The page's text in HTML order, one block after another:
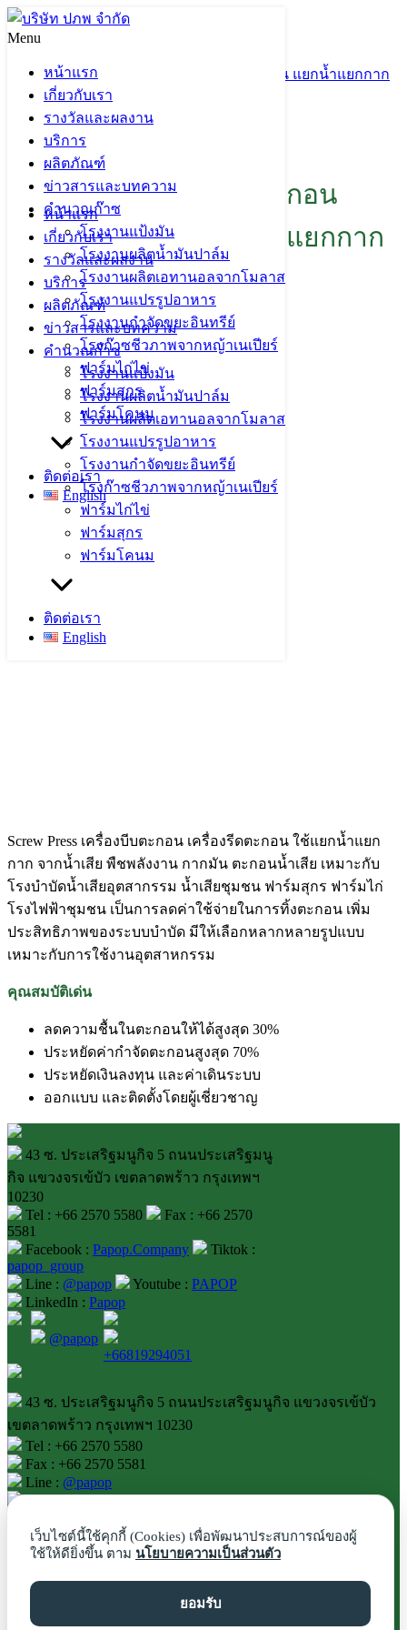
Skip
to
content
Menu
หน้าแรก
เกี่ยวกับเรา
รางวัลและผลงาน
บริการ
ผลิตภัณฑ์
ข่าวสารและบทความ
คำนวณก๊าซ
โรงงานแป้งมัน
โรงงานผลิตน้ำมันปาล์ม
โรงงานผลิตเอทานอลจากโมลาส
โรงงานแปรรูปอาหาร
โรงงานกำจัดขยะอินทรีย์
โรงก๊าซชีวภาพจากหญ้าเนเปียร์
ฟาร์มไก่ไข่
ฟาร์มสุกร
ฟาร์มโคนม
ติดต่อเรา
English
หน้าแรก
เกี่ยวกับเรา
รางวัลและผลงาน
บริการ
ผลิตภัณฑ์
ข่าวสารและบทความ
คำนวณก๊าซ
โรงงานแป้งมัน
โรงงานผลิตน้ำมันปาล์ม
โรงงานผลิตเอทานอลจากโมลาส
โรงงานแปรรูปอาหาร
โรงงานกำจัดขยะอินทรีย์
โรงก๊าซชีวภาพจากหญ้าเนเปียร์
ฟาร์มไก่ไข่
ฟาร์มสุกร
ฟาร์มโคนม
ติดต่อเรา
English
Search
Screw Press เครื่องบีบตะกอน เครื่องรีดตะกอน แยกน้ำแยกกาก
จากน้ำเสีย พืชพลังงาน
ผลิตภัณฑ์ของปภพ
Screw Press เครื่องบีบตะกอน
เครื่องรีดตะกอน แยกน้ำแยกกาก
จากน้ำเสีย พืชพลังงาน
Screw Press เครื่องบีบตะกอน เครื่องรีดตะกอน ใช้แยกน้ำแยก
กาก จากน้ำเสีย พืชพลังงาน กากมัน ตะกอนน้ำเสีย เหมาะกับ
โรงบำบัดน้ำเสียอุตสากรรม น้ำเสียชุมชน ฟาร์มสุกร ฟาร์มไก่
โรงไฟฟ้าชุมชน เป็นการลดค่าใช้จ่ายในการทิ้งตะกอน เพิ่ม
ประสิทธิภาพของระบบบำบัด มีให้เลือกหลากหลายรูปแบบ
เหมาะกับการใช้งานอุตสาหกรรม
คุณสมบัติเด่น
ลดความชื้นในตะกอนให้ได้สูงสุด 30%
ประหยัดค่ากำจัดตะกอนสูงสุด 70%
ประหยัดเงินลงทุน และค่าเดินระบบ
ออกแบบ และติดตั้งโดยผู้เชี่ยวชาญ
43 ซ. ประเสริฐมนูกิจ 5 ถนนประเสริฐมนู
กิจ แขวงจรเข้บัว เขตลาดพร้าว กรุงเทพฯ
10230
Tel : +66 2570 5580
Fax : +66 2570
5581
Facebook : Papop.Company
Tiktok :
papop_group
Line : @papop Youtube : PAPOP
LinkedIn : Papop
@papop
+66819294051
43 ซ. ประเสริฐมนูกิจ 5 ถนนประเสริฐมนูกิจ แขวงจรเข้บัว
เขตลาดพร้าว กรุงเทพฯ 10230
Tel : +66 2570 5580
Fax : +66 2570 5581
Line : @papop
Youtube :PAPOP
เว็บไซต์นี้ใช้คุกกี้ (Cookies) เพื่อพัฒนาประสบการณ์ของผู้
ใช้ให้ดียิ่งขึ้น ตาม นโยบายความเป็นส่วนตัว
ยอมรับ